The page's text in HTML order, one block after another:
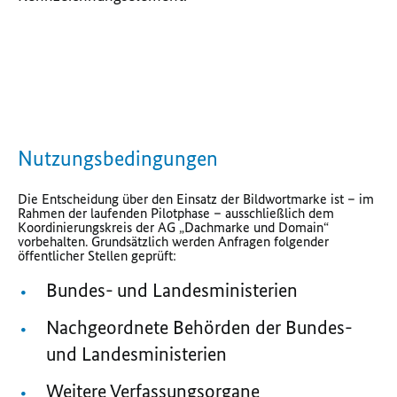
Nutzungsbedingungen
Die Entscheidung über den Einsatz der Bildwortmarke ist – im
Rahmen der laufenden Pilotphase – ausschließlich dem
Koordinierungskreis der AG „Dachmarke und Domain“
vorbehalten. Grundsätzlich werden Anfragen folgender
öffentlicher Stellen geprüft:
Bundes- und Landesministerien
Nachgeordnete Behörden der Bundes-
und Landesministerien
Weitere Verfassungsorgane